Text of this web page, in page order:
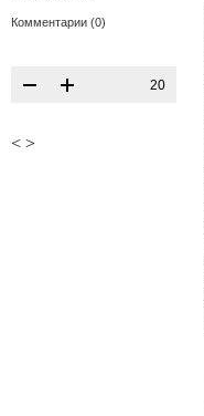
Комментарии (0)
20
< >